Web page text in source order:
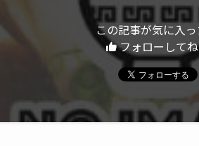
この記事が気に入
フォローして